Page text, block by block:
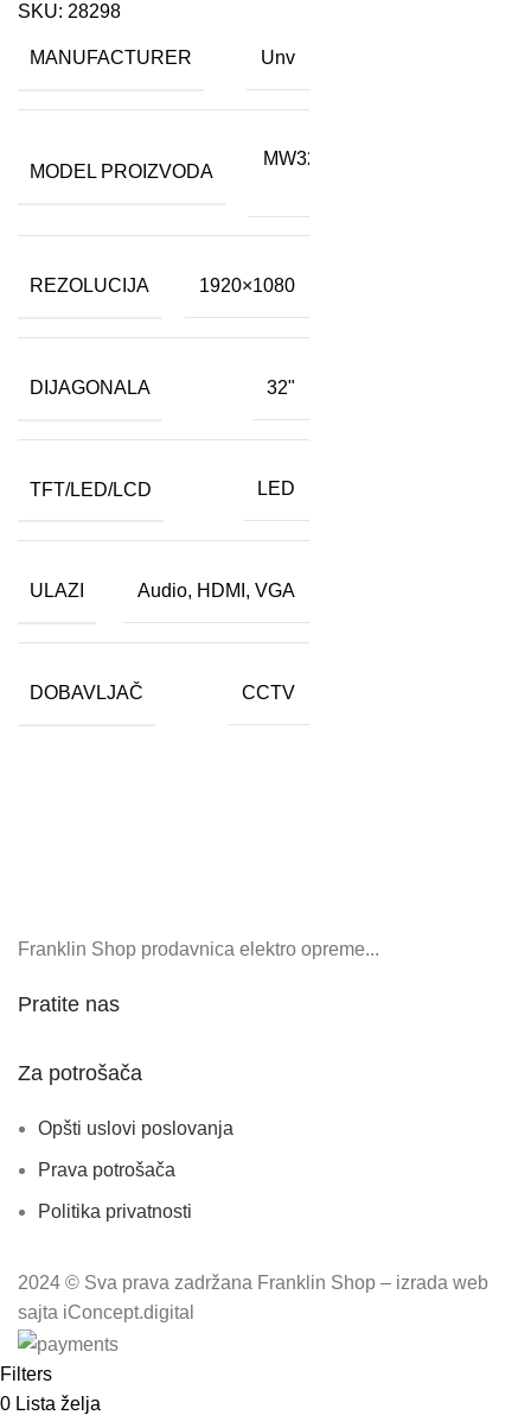
SKU: 28298
MANUFACTURER Unv
MODEL PROIZVODA
MW3232-
REZOLUCIJA 1920×1080
DIJAGONALA 32"
TFT/LED/LCD LED
ULAZI Audio, HDMI , VGA
DOBAVLJAČ CCTV
Franklin Shop prodavnica elektro opreme...
Pratite nas
Za potrošača
Opšti uslovi poslovanja
Prava potrošača
Politika privatnosti
2024 © Sva prava zadržana Franklin Shop – izrada web
sajta iConcept.digital
Filters
0 Lista želja